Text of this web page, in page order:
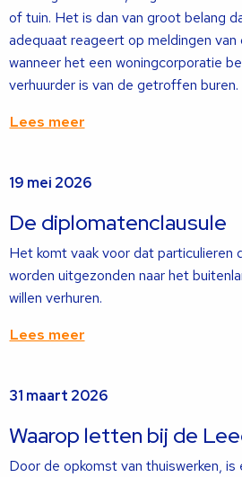
of tuin. Het is dan van groot belang
adequaat reageert op meldingen
wanneer het een woningcorporatie
verhuurder is van de getroffen buren.
Lees meer
meer
19 mei 2026
De diplomatenclausule
Het komt vaak voor dat particulieren
worden uitgezonden naar het
willen verhuren.
Lees meer
meer
31 maart 2026
Waarop letten bij de
Door de opkomst van thuiswerken, is